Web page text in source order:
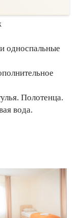
односпальные
Полотенца.
вода.